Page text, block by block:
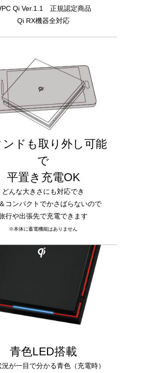
Qi Ver.1.1 正規認定商品
Qi RX機器全対応
ンドも取り外し可能
で
平置き充電OK
どんな大きさにも対応でき
コンパクトでかさばらないので
行や出張先で充電できます
※本体に蓄電機能はありません
青色LED搭載
況が一目で分かる青色（充電時）